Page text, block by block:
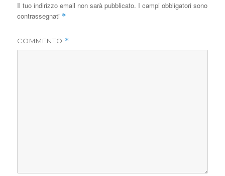
Il tuo indirizzo email non sarà pubblicato. I campi obbligatori sono
contrassegnati *
COMMENTO *